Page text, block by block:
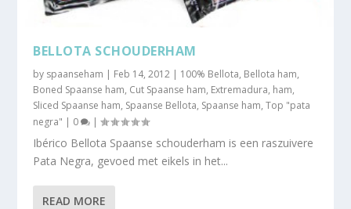
BELLOTA SCHOUDERHAM
by spaanseham | Feb 14, 2012 | 100% Bellota, Bellota ham,
Boned Spaanse ham, Cut Spaanse ham, Extremadura, ham,
Sliced Spaanse ham, Spaanse Bellota, Spaanse ham,Top "pata
negra" | 0 |
Ibérico Bellota Spaanse schouderham is een raszuivere
Pata Negra, gevoed met eikels in het...
READ MORE